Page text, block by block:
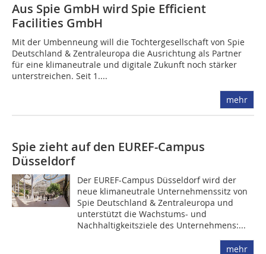
Aus Spie GmbH wird Spie Efficient
Facilities GmbH
Mit der Umbenneung will die Tochtergesellschaft von Spie
Deutschland & Zentraleuropa die Ausrichtung als Partner
für eine klimaneutrale und digitale Zukunft noch stärker
unterstreichen. Seit 1....
mehr
Spie zieht auf den EUREF-Campus
Düsseldorf
Der EUREF-Campus Düsseldorf wird der
neue klimaneutrale Unternehmenssitz von
Spie Deutschland & Zentraleuropa und
unterstützt die Wachstums- und
Nachhaltigkeitsziele des Unternehmens:...
mehr